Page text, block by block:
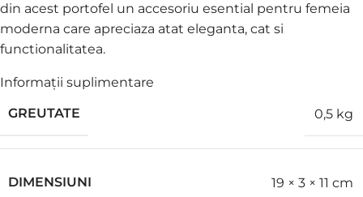
din acest portofel un accesoriu esential pentru femeia
moderna care apreciaza atat eleganta, cat si
functionalitatea.
Informații suplimentare
GREUTATE
0,5 kg
DIMENSIUNI 19 × 3 × 11 cm